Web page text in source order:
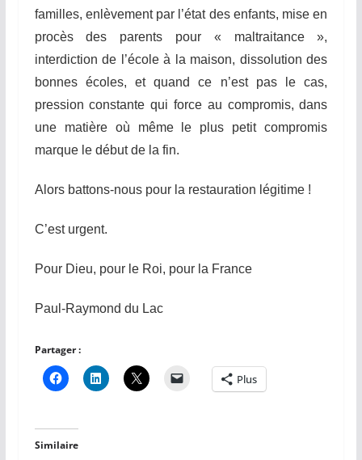
familles, enlèvement par l’état des enfants, mise en
procès des parents pour « maltraitance »,
interdiction de l’école à la maison, dissolution des
bonnes écoles, et quand ce n’est pas le cas,
pression constante qui force au compromis, dans
une matière où même le plus petit compromis
marque le début de la fin.
Alors battons-nous pour la restauration légitime !
C’est urgent.
Pour Dieu, pour le Roi, pour la France
Paul-Raymond du Lac
Partager :
Plus
Similaire